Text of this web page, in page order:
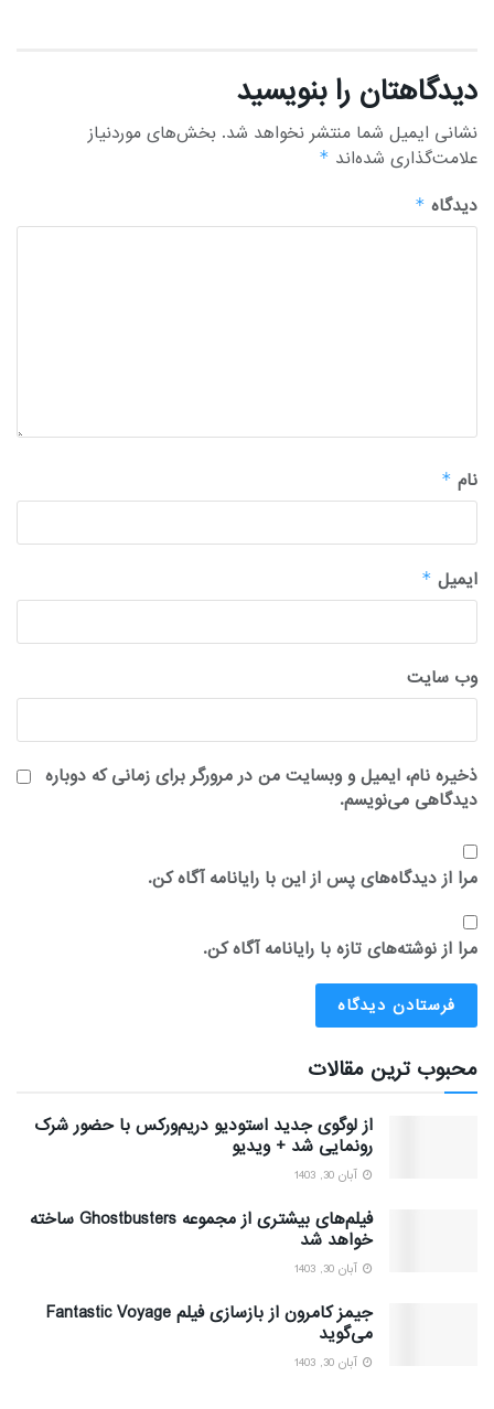
دیدگاهتان را بنویسید
نشانی ایمیل شما منتشر نخواهد شد. بخش‌های موردنیاز
علامت‌گذاری شده‌اند *
دیدگاه *
نام *
ایمیل *
وب‌ سایت
ذخیره نام، ایمیل و وبسایت من در مرورگر برای زمانی که دوباره
دیدگاهی می‌نویسم.
مرا از دیدگاه‌های پس از این با رایانامه آگاه کن.
مرا از نوشته‌های تازه با رایانامه آگاه کن.
محبوب ترین مقالات
از لوگوی جدید استودیو دریم‌ورکس با حضور شرک
رونمایی شد + ویدیو
آبان 30, 1403
فیلم‌های بیشتری از مجموعه Ghostbusters ساخته
خواهد شد
آبان 30, 1403
جیمز کامرون از بازسازی فیلم Fantastic Voyage
می‌گوید
آبان 30, 1403